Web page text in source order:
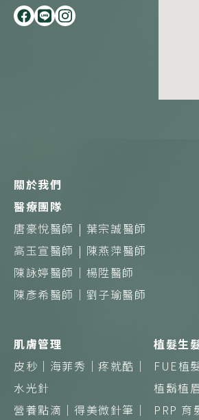
F
a
L
i
I
n
關於我們
醫療團隊
唐豪悅醫師 | 葉宗誠醫師
高玉宣醫師 | 陳燕萍醫師
陳詠婷醫師｜ 楊陞醫師
陳彥希醫師｜ 劉子瑜醫師
肌膚管理
皮秒｜ 海菲秀｜疼就酷｜
水光針
營養點滴｜得美微針筆｜
植髮生
FUE植
植鬍植
PRP 育